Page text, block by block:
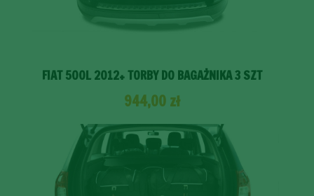
FIAT 500L 2012+ TORBY DO BAGAŻNIKA 3 SZT
944,00 zł